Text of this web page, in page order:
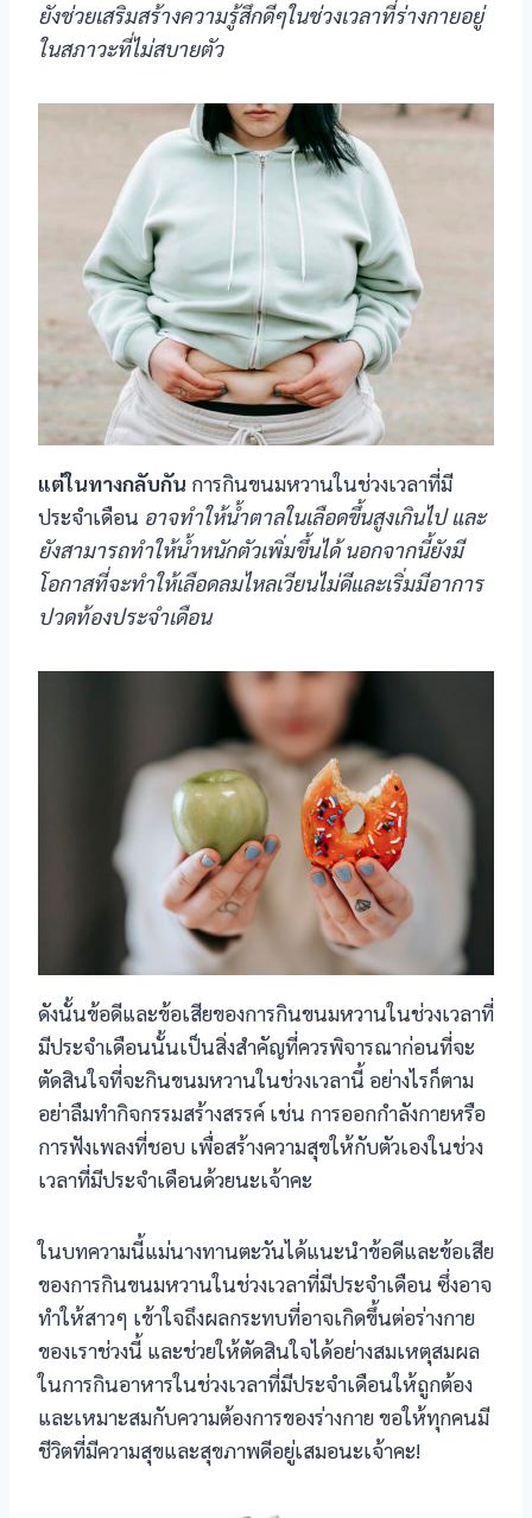
ยังช่วยเสริมสร้างความรู้สึกดีๆในช่วงเวลาที่ร่างกายอยู่
ในสภาวะที่ไม่สบายตัว
แต่ในทางกลับกัน การกินขนมหวานในช่วงเวลาที่มี
ประจำเดือน อาจทำให้น้ำตาลในเลือดขึ้นสูงเกินไป และ
ยังสามารถทำให้น้ำหนักตัวเพิ่มขึ้นได้ นอกจากนี้ยังมี
โอกาสที่จะทำให้เลือดลมไหลเวียนไม่ดีและเริ่มมีอาการ
ปวดท้องประจำเดือน
ดังนั้นข้อดีและข้อเสียของการกินขนมหวานในช่วงเวลาที่
มีประจำเดือนนั้นเป็นสิ่งสำคัญที่ควรพิจารณาก่อนที่จะ
ตัดสินใจที่จะกินขนมหวานในช่วงเวลานี้ อย่างไรก็ตาม
อย่าลืมทำกิจกรรมสร้างสรรค์ เช่น การออกกำลังกายหรือ
การฟังเพลงที่ชอบ เพื่อสร้างความสุขให้กับตัวเองในช่วง
เวลาที่มีประจำเดือนด้วยนะเจ้าคะ
ในบทความนี้แม่นางทานตะวันได้แนะนำข้อดีและข้อเสีย
ของการกินขนมหวานในช่วงเวลาที่มีประจำเดือน ซึ่งอาจ
ทำให้สาวๆ เข้าใจถึงผลกระทบที่อาจเกิดขึ้นต่อร่างกาย
ของเราช่วงนี้ และช่วยให้ตัดสินใจได้อย่างสมเหตุสมผล
ในการกินอาหารในช่วงเวลาที่มีประจำเดือนให้ถูกต้อง
และเหมาะสมกับความต้องการของร่างกาย ขอให้ทุกคนมี
ชีวิตที่มีความสุขและสุขภาพดีอยู่เสมอนะเจ้าคะ!